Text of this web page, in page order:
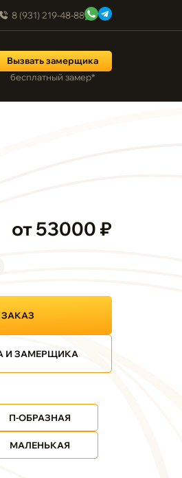
8 (931) 219-48-88
Вызвать замерщика
бесплатный замер*
от 53000 ₽
И ЗАМЕРЩИКА
П-ОБРАЗНАЯ
МАЛЕНЬКАЯ